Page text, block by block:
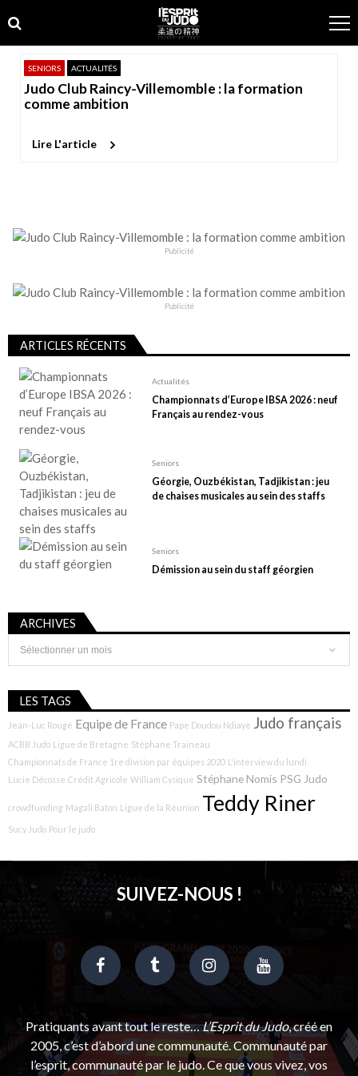
to
navigation
to
content
SENIORS ACTUALITÉS
Judo Club Raincy-Villemomble : la formation
comme ambition
Lire L'article
Publicité
Publicité
ARTICLES RÉCENTS
Actualités
Championnats d’Europe IBSA 2026 : neuf
Français au rendez-vous
Seniors
Géorgie, Ouzbékistan, Tadjikistan : jeu
de chaises musicales au sein des staffs
Seniors
Démission au sein du staff géorgien
ARCHIVES
Archives
LES TAGS
Jean-Luc Rougé Equipe de France Pape Doudou Ndiaye Judo français
ACBB Judo Ligue de Bretagne Stéphane Traineau
Championnats de France 1re division par équipes 2020 L'interview du lundi
Lucie Décosse Crédit Agricole William Cysique Stéphane Nomis PSG Judo
crowdfunding Magali Baton Ligue de la Réunion Teddy Riner
Sucy Judo Pour le judo
SUIVEZ-NOUS !
Pratiquants avant tout le reste…L’Esprit du Judo, créé en
2005, c’est d’abord une communauté. Communauté par
l’esprit, communauté par le judo. Ce que vous vivez, vos